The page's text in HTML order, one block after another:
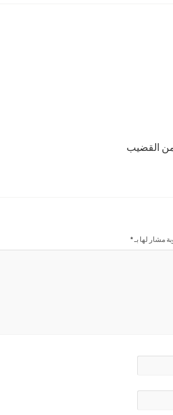
من القضيب
مشار لها بـ*